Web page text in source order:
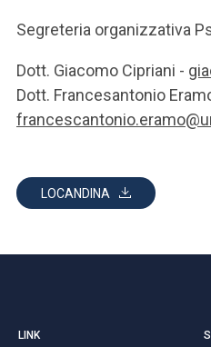
Segreteria organizzativa
Dott. Giacomo Cipriani -
Dott. Francesantonio
LOCANDINA
LINK